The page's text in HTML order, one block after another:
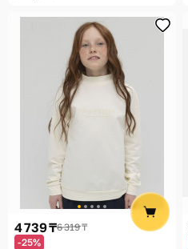
4 739 ₸6 319 ₸
-25%